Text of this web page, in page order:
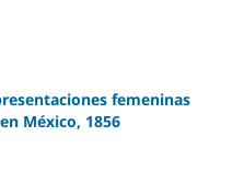
femeninas
México, 1856